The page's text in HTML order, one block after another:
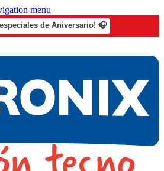
menu
especiales de Aniversario! 🎧